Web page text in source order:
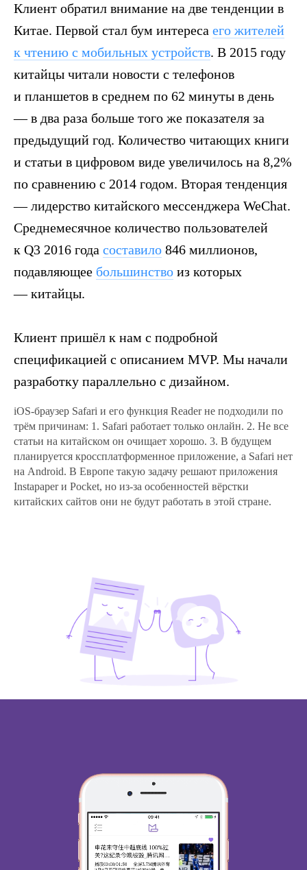
Клиент обратил внимание на две тенденции в
Китае. Первой стал бум интереса его жителей
к чтению с мобильных устройств. В 2015 году
китайцы читали новости с телефонов
и планшетов в среднем по 62 минуты в день
— в два раза больше того же показателя за
предыдущий год. Количество читающих книги
и статьи в цифровом виде увеличилось на 8,2%
по сравнению с 2014 годом. Вторая тенденция
— лидерство китайского мессенджера WeChat.
Среднемесячное количество пользователей
к Q3 2016 года составило 846 миллионов,
подавляющее большинство из которых
— китайцы.
Клиент пришёл к нам с подробной
спецификацией с описанием MVP. Мы начали
разработку параллельно с дизайном.
iOS-браузер Safari и его функция Reader не подходили по
трём причинам: 1. Safari работает только онлайн. 2. Не все
статьи на китайском он очищает хорошо. 3. В будущем
планируется кроссплатформенное приложение, а Safari нет
на Android. В Европе такую задачу решают приложения
Instapaper и Pocket, но из-за особенностей вёрстки
китайских сайтов они не будут работать в этой стране.